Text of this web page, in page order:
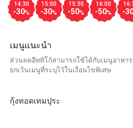
14:30
-30%
15:00
-30%
15:30
-50%
16:00
-50% -
เมนูแนะนำ
ส่วนลดอีททิโก้สามารถใช้ได้กับเมนูอาหา
ยกเว้นเมนูที่ระบุไว้ในเงื่อนไขพิเศษ
กุ้งทอดเทมปุระ